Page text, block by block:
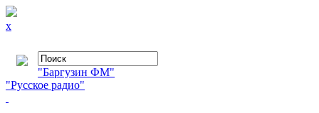
x
"Баргузин ФМ"
"Русское радио"